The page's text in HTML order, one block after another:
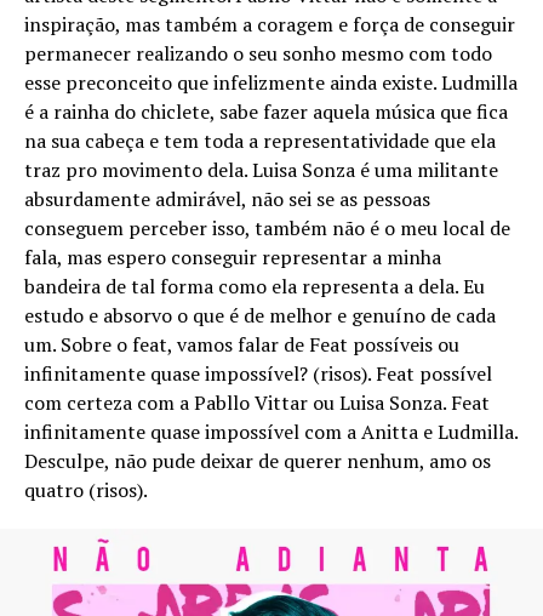
inspiração, mas também a coragem e força de conseguir
permanecer realizando o seu sonho mesmo com todo
esse preconceito que infelizmente ainda existe. Ludmilla
é a rainha do chiclete, sabe fazer aquela música que fica
na sua cabeça e tem toda a representatividade que ela
traz pro movimento dela. Luisa Sonza é uma militante
absurdamente admirável, não sei se as pessoas
conseguem perceber isso, também não é o meu local de
fala, mas espero conseguir representar a minha
bandeira de tal forma como ela representa a dela. Eu
estudo e absorvo o que é de melhor e genuíno de cada
um. Sobre o feat, vamos falar de Feat possíveis ou
infinitamente quase impossível? (risos). Feat possível
com certeza com a Pabllo Vittar ou Luisa Sonza. Feat
infinitamente quase impossível com a Anitta e Ludmilla.
Desculpe, não pude deixar de querer nenhum, amo os
quatro (risos).